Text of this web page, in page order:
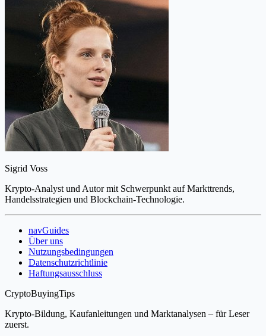
Sigrid Voss
Krypto-Analyst und Autor mit Schwerpunkt auf Markttrends,
Handelsstrategien und Blockchain-Technologie.
navGuides
Über uns
Nutzungsbedingungen
Datenschutzrichtlinie
Haftungsausschluss
CryptoBuyingTips
Krypto-Bildung, Kaufanleitungen und Marktanalysen – für Leser
zuerst.